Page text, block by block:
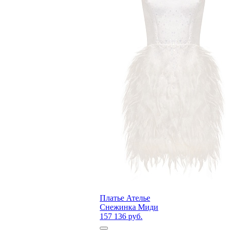
Платье Ателье
Снежинка Миди
157 136 руб.